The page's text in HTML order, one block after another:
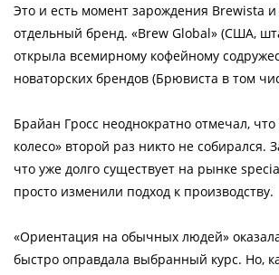
Это и есть момент зарождения Brewista
отдельный бренд. «Brew Global» (США,
открыла всемирному кофейному
новаторских брендов (Брювиста в том
Брайан Гросс неоднократно отмечал, что
колесо» второй раз никто не собирался.
что уже долго существует на рынке
просто изменили подход к производству.
«Ориентация на обычных людей»
быстро оправдала выбранный курс. Но,